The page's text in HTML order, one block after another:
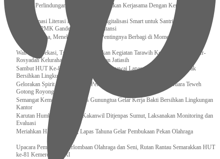
Perkuat Perlindungan KI Kemenkum Sahkan Kerjasama Dengan Kemenbud
Transformasi Literasi Keuangan dan Digitalisasi Smart untuk Santri Produktif
Kemenko PMK Gandeng Beberapa Intansi
Peduli Sesama, Menekraf Tekankan Pentingnya Berbagi di Momen Ramadan
Wali Kota Bekasi, Tri Adhianto Lakukan Kegiatan Tarawih Keliling di Masjid Ar-
Rosyadah Kelurahan Jatirasa Kecamatan Jatiasih
Sambut HUT Ke-81 Kemerdekaan RI, Pegawai Lapas Gunungsitoli Kompak
Bersihkan Lingkungan Kantor
Gelorakan Spirit Kemerdekaan, Petugas dan Warga Binaan Lapas Muara Teweh
Gotong Royong Kurve Masjid
Semangat Kemerdekaan, Lapas Gunungtua Gelar Kerja Bakti Bersihkan Lingkungan
Kantor
Karutan Humbahas Sambut Kakanwil Ditjenpas Sumut, Laksanakan Monitoring dan
Evaluasi
Meriahkan HUT RI ke-81, Lapas Tahuna Gelar Pembukaan Pekan Olahraga
Upacara Pembukaan Perlombaan Olahraga dan Seni, Rutan Rantau Semarakkan HUT
ke-81 Kemerdekaan RI